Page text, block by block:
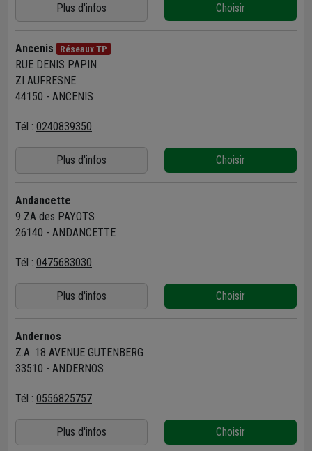
Plus d'infos Choisir
Ancenis Réseaux TP
RUE DENIS PAPIN
ZI AUFRESNE
44150 - ANCENIS
Tél : 0240839350
Plus d'infos Choisir
Andancette
9 ZA des PAYOTS
26140 - ANDANCETTE
Tél : 0475683030
Plus d'infos Choisir
Andernos
Z.A. 18 AVENUE GUTENBERG
33510 - ANDERNOS
Tél : 0556825757
Plus d'infos Choisir